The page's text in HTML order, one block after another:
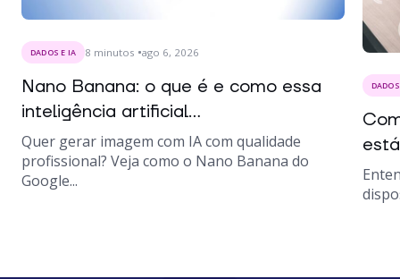
DADOS E IA 8 minutos ago 6, 2026
Nano Banana: o que é e como essa
inteligência artificial...
Quer gerar imagem com IA com qualidade
profissional? Veja como o Nano Banana do
Google...